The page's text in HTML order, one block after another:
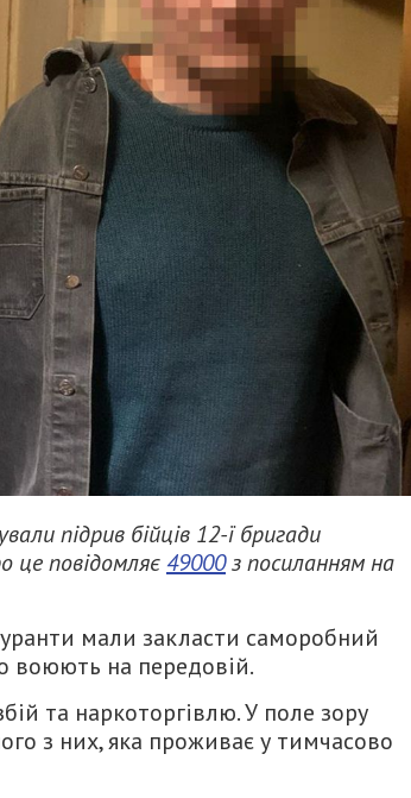
підрив бійців 12-ї бригади
це повідомляє49000з посиланням на
мали закласти саморобний
воюють на передовій.
та наркоторгівлю. У поле зору
з них, яка проживає у тимчасово